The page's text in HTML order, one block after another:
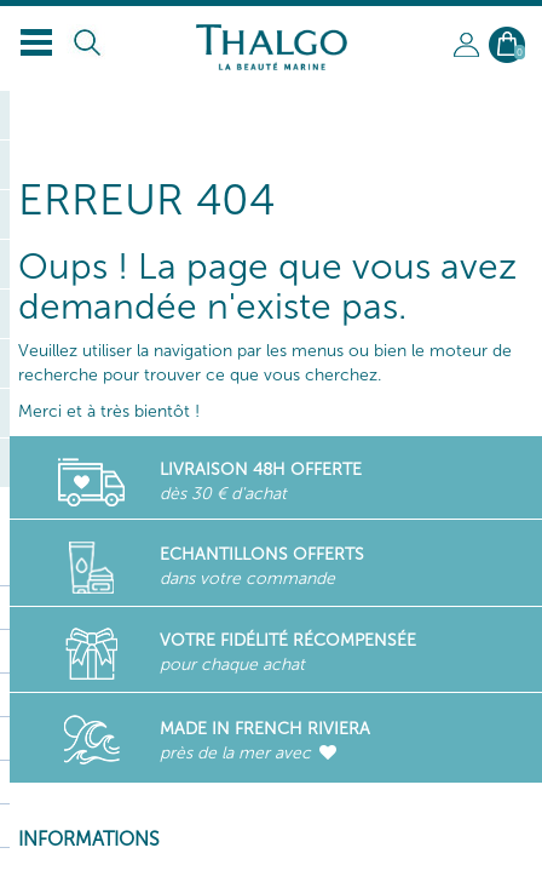
0
ERREUR 404
Oups ! La page que vous avez
demandée n'existe pas.
Veuillez utiliser la navigation par les menus ou bien le moteur de
recherche pour trouver ce que vous cherchez.
Merci et à très bientôt !
LIVRAISON 48H OFFERTE
dès 30 € d'achat
ECHANTILLONS OFFERTS
dans votre commande
VOTRE FIDÉLITÉ RÉCOMPENSÉE
pour chaque achat
MADE IN FRENCH RIVIERA
près de la mer avec
INFORMATIONS